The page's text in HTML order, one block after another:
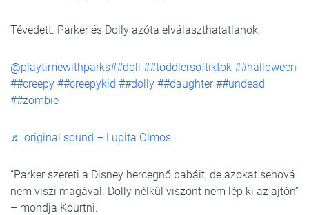
Tévedett. Parker és Dolly azóta elválaszthatatlanok.
@playtimewithparks##doll ##toddlersoftiktok ##halloween
##creepy ##creepykid ##dolly ##daughter ##undead
##zombie
♬ original sound – Lupita Olmos
“Parker szereti a Disney hercegnő babáit, de azokat sehová
nem viszi magával. Dolly nélkül viszont nem lép ki az ajtón”
– mondja Kourtni.